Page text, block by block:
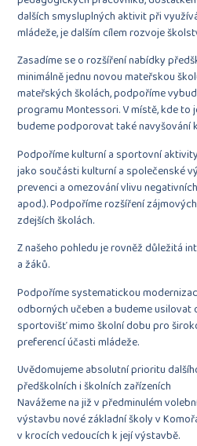
dalších smysluplných aktivit při
mládeže, je dalším cílem rozvoje
Zasadíme se o rozšíření nabídky
minimálně jednu novou mateřskou
mateřských školách, podpoříme
programu Montessori. V místě, kde
budeme podporovat také navyšování
Podpoříme kulturní a sportovní
jako součásti kulturní a společenské
prevenci a omezování vlivu
apod.). Podpoříme rozšíření
zdejších školách.
Z našeho pohledu je rovněž důležitá
a žáků.
Podpoříme systematickou
odborných učeben a budeme
sportovišť mimo školní dobu pro
preferencí účasti mládeže.
Uvědomujeme absolutní prioritu
předškolních i školních zařízeních
Navážeme na již v předminulém
výstavbu nové základní školy v
v krocích vedoucích k její výstavbě.